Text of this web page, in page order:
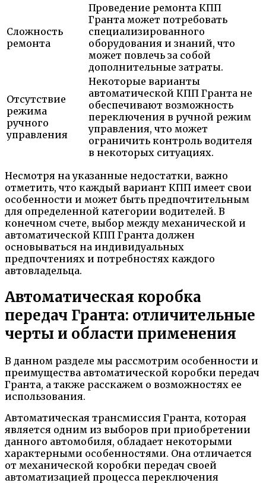
Сложность
ремонта
Проведение ремонта КПП
Гранта может потребовать
специализированного
оборудования и знаний, что
может повлечь за собой
дополнительные затраты.
Отсутствие
режима
ручного
управления
Некоторые варианты
автоматической КПП Гранта не
обеспечивают возможность
переключения в ручной режим
управления, что может
ограничить контроль водителя
в некоторых ситуациях.
Несмотря на указанные недостатки, важно
отметить, что каждый вариант КПП имеет свои
особенности и может быть предпочтительным
для определенной категории водителей. В
конечном счете, выбор между механической и
автоматической КПП Гранта должен
основываться на индивидуальных
предпочтениях и потребностях каждого
автовладельца.
Автоматическая коробка
передач Гранта: отличительные
черты и области применения
В данном разделе мы рассмотрим особенности и
преимущества автоматической коробки передач
Гранта, а также расскажем о возможностях ее
использования.
Автоматическая трансмиссия Гранта, которая
является одним из выборов при приобретении
данного автомобиля, обладает некоторыми
характерными особенностями. Она отличается
от механической коробки передач своей
автоматизацией процесса переключения